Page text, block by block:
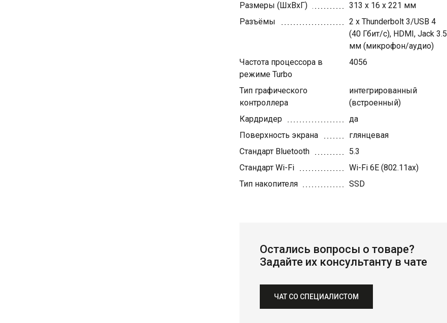
Размеры (ШхВхГ)
313 x 16 x 221 мм
Разъёмы
2 x Thunderbolt 3/USB 4
(40 Гбит/с), HDMI, Jack 3.5
мм (микрофон/аудио)
Частота процессора в
режиме Turbo
4056
Тип графического
контроллера
интегрированный
(встроенный)
Кардридер
да
Поверхность экрана
глянцевая
Стандарт Bluetooth
5.3
Стандарт Wi-Fi
Wi-Fi 6E (802.11ax)
Тип накопителя
SSD
Остались вопросы о товаре?
Задайте их консультанту в чате
ЧАТ СО СПЕЦИАЛИСТОМ